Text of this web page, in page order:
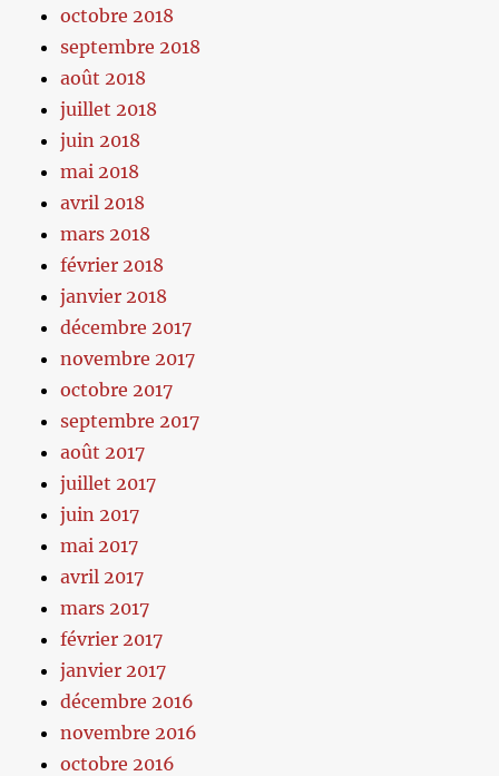
octobre 2018
septembre 2018
août 2018
juillet 2018
juin 2018
mai 2018
avril 2018
mars 2018
février 2018
janvier 2018
décembre 2017
novembre 2017
octobre 2017
septembre 2017
août 2017
juillet 2017
juin 2017
mai 2017
avril 2017
mars 2017
février 2017
janvier 2017
décembre 2016
novembre 2016
octobre 2016